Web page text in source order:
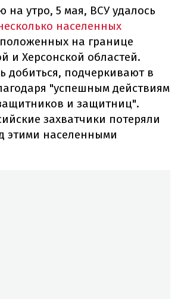
на утро, 5 мая, ВСУ удалось
населенных
на границе
и Херсонской областей.
добиться, подчеркивают в
"успешным действиям
и защитниц".
захватчики потеряли
этими населенными